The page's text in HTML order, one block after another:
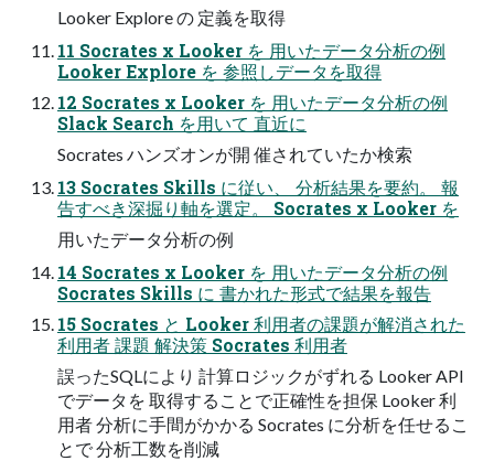
Looker Explore の 定義を取得
11 Socrates x Looker を 用いたデータ分析の例
Looker Explore を 参照しデータを取得
12 Socrates x Looker を 用いたデータ分析の例
Slack Search を用いて 直近に
Socrates ハンズオンが開 催されていたか検索
13 Socrates Skills に従い、 分析結果を要約。 報
告すべき深掘り軸を選定。 Socrates x Looker を
用いたデータ分析の例
14 Socrates x Looker を 用いたデータ分析の例
Socrates Skills に 書かれた形式で結果を報告
15 Socrates と Looker 利用者の課題が解消された
利用者 課題 解決策 Socrates 利用者
誤ったSQLにより 計算ロジックがずれる Looker API
でデータを 取得することで正確性を担保 Looker 利
用者 分析に手間がかかる Socrates に分析を任せるこ
とで 分析工数を削減